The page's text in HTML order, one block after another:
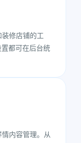
修店铺的工
都可在后台统
内容管理。从